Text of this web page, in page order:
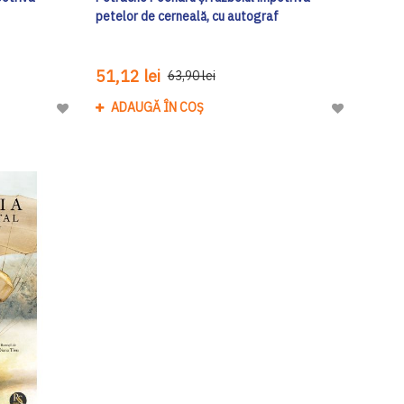
Adaugă
petelor de cerneală, cu autograf
51,12 lei 63,90 lei
ADAUGĂ ÎN COȘ
Adaugă